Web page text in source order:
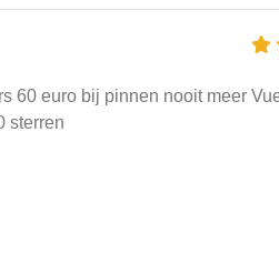
60 euro bij pinnen nooit meer
sterren